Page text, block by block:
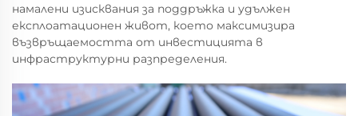
намалени изисквания за поддръжка и удължен
експлоатационен живот, което максимизира
възвръщаемостта от инвестицията в
инфраструктурни разпределения.